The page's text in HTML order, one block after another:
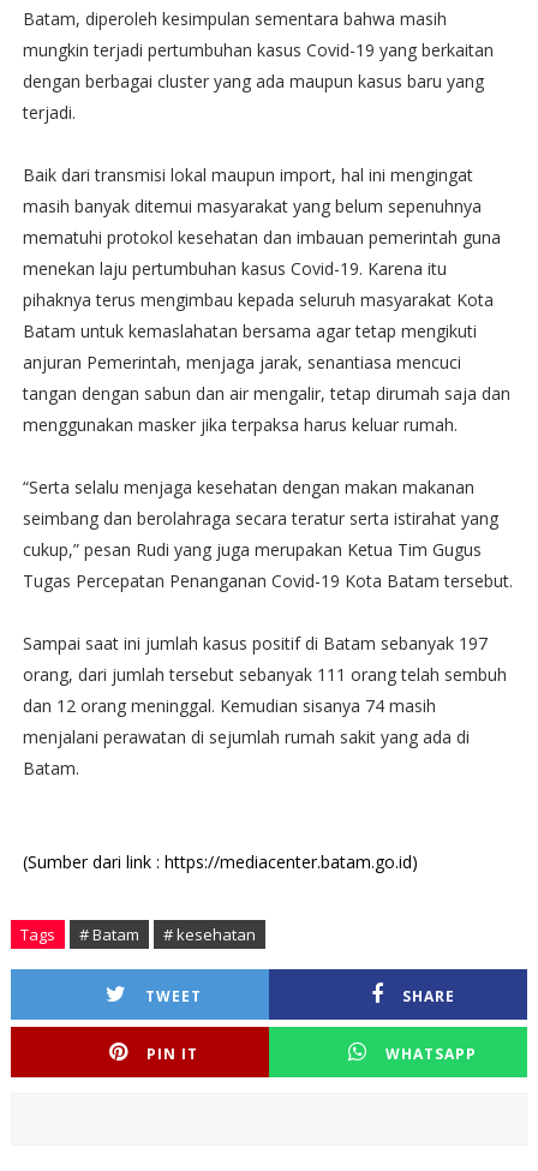
Batam, diperoleh kesimpulan sementara bahwa masih
mungkin terjadi pertumbuhan kasus Covid-19 yang berkaitan
dengan berbagai cluster yang ada maupun kasus baru yang
terjadi.
Baik dari transmisi lokal maupun import, hal ini mengingat
masih banyak ditemui masyarakat yang belum sepenuhnya
mematuhi protokol kesehatan dan imbauan pemerintah guna
menekan laju pertumbuhan kasus Covid-19. Karena itu
pihaknya terus mengimbau kepada seluruh masyarakat Kota
Batam untuk kemaslahatan bersama agar tetap mengikuti
anjuran Pemerintah, menjaga jarak, senantiasa mencuci
tangan dengan sabun dan air mengalir, tetap dirumah saja dan
menggunakan masker jika terpaksa harus keluar rumah.
“Serta selalu menjaga kesehatan dengan makan makanan
seimbang dan berolahraga secara teratur serta istirahat yang
cukup,” pesan Rudi yang juga merupakan Ketua Tim Gugus
Tugas Percepatan Penanganan Covid-19 Kota Batam tersebut.
Sampai saat ini jumlah kasus positif di Batam sebanyak 197
orang, dari jumlah tersebut sebanyak 111 orang telah sembuh
dan 12 orang meninggal. Kemudian sisanya 74 masih
menjalani perawatan di sejumlah rumah sakit yang ada di
Batam.
(Sumber dari link : https://mediacenter.batam.go.id)
Tags # Batam # kesehatan
TWEET SHARE
PIN IT WHATSAPP